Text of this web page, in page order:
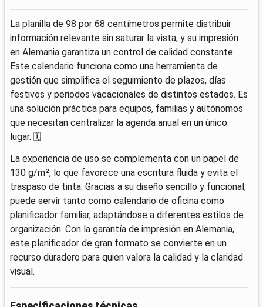
La planilla de 98 por 68 centímetros permite distribuir
información relevante sin saturar la vista, y su impresión
en Alemania garantiza un control de calidad constante.
Este calendario funciona como una herramienta de
gestión que simplifica el seguimiento de plazos, días
festivos y periodos vacacionales de distintos estados. Es
una solución práctica para equipos, familias y autónomos
que necesitan centralizar la agenda anual en un único
lugar. 🗓️
La experiencia de uso se complementa con un papel de
130 g/m², lo que favorece una escritura fluida y evita el
traspaso de tinta. Gracias a su diseño sencillo y funcional,
puede servir tanto como calendario de oficina como
planificador familiar, adaptándose a diferentes estilos de
organización. Con la garantía de impresión en Alemania,
este planificador de gran formato se convierte en un
recurso duradero para quien valora la calidad y la claridad
visual.